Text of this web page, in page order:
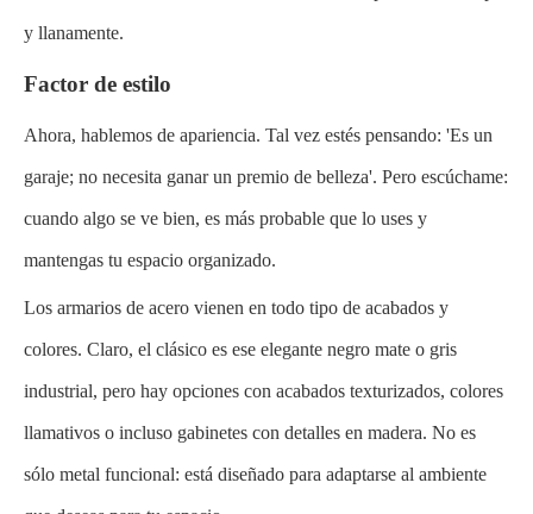
y llanamente.
Factor de estilo
Ahora, hablemos de apariencia. Tal vez estés pensando: 'Es un
garaje; no necesita ganar un premio de belleza'. Pero escúchame:
cuando algo se ve bien, es más probable que lo uses y
mantengas tu espacio organizado.
Los armarios de acero vienen en todo tipo de acabados y
colores. Claro, el clásico es ese elegante negro mate o gris
industrial, pero hay opciones con acabados texturizados, colores
llamativos o incluso gabinetes con detalles en madera. No es
sólo metal funcional: está diseñado para adaptarse al ambiente